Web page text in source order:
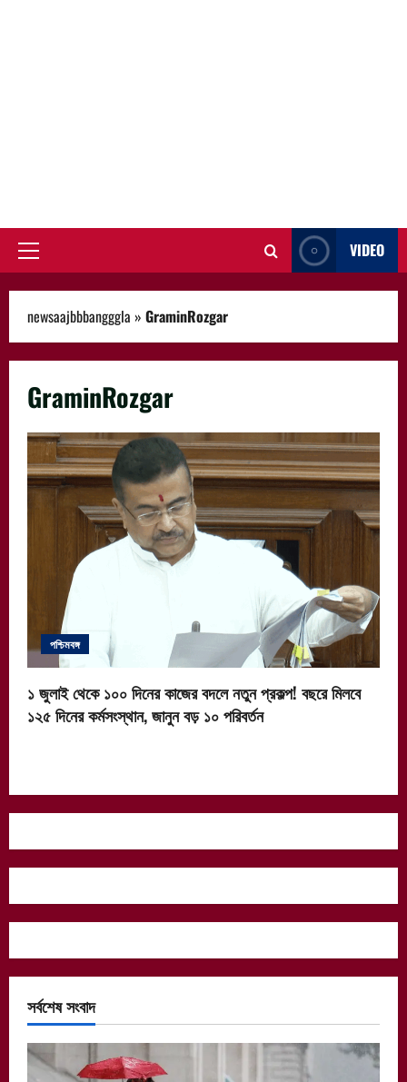
Primary
VIDEO
newsaajbbbangggla » GraminRozgar
GraminRozgar
পশ্চিমবঙ্গ
১ জুলাই থেকে ১০০ দিনের কাজের বদলে নতুন প্রকল্প! বছরে মিলবে
১২৫ দিনের কর্মসংস্থান, জানুন বড় ১০ পরিবর্তন
সর্বশেষ সংবাদ